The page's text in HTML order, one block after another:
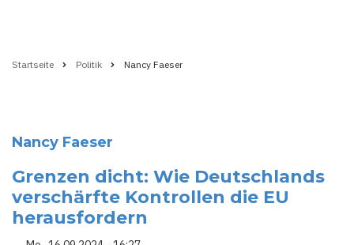
Pfadnavigation
Startseite Politik Nancy Faeser
Nancy Faeser
Grenzen dicht: Wie Deutschlands
verschärfte Kontrollen die EU
herausfordern